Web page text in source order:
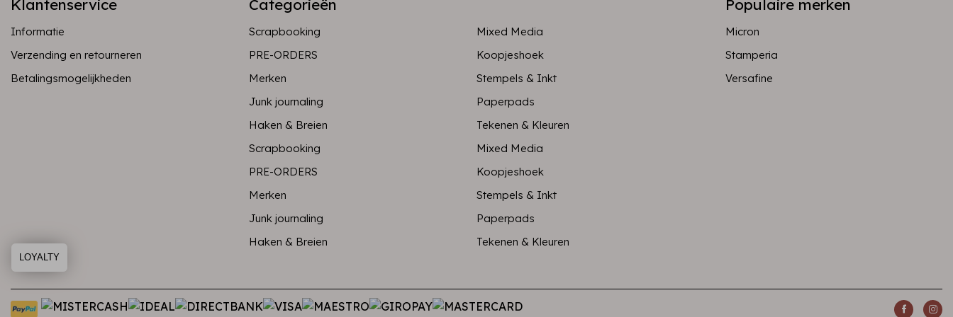
Klantenservice
Informatie
Verzending en retourneren
Betalingsmogelijkheden
Categorieën
Scrapbooking
Mixed Media
PRE-ORDERS
Koopjeshoek
Merken
Stempels & Inkt
Junk journaling
Paperpads
Haken & Breien
Tekenen & Kleuren
Scrapbooking
Mixed Media
PRE-ORDERS
Koopjeshoek
Merken
Stempels & Inkt
Junk journaling
Paperpads
Haken & Breien
Tekenen & Kleuren
Populaire merken
Micron
Stamperia
Versafine
LOYALTY